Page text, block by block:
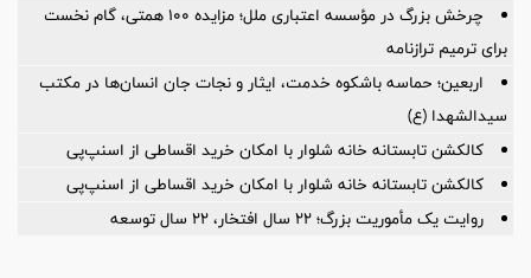
چرخش بزرگ در مؤسسه اعتباری ملل؛ مزایده ۱۰۰ همتی، گام نخست
برای ترمیم ترازنامه
اربعین؛ حماسه باشکوه خدمت، ایثار و نجات جان انسان‌ها در مکتب
سیدالشهدا (ع)
کالکشن تابستانه خانه شلوار با امکان خرید اقساطی از اسنپ‌پی
کالکشن تابستانه خانه شلوار با امکان خرید اقساطی از اسنپ‌پی
روایت یک مأموریت بزرگ؛ ۲۲ سال افتخار، ۲۲ سال توسعه